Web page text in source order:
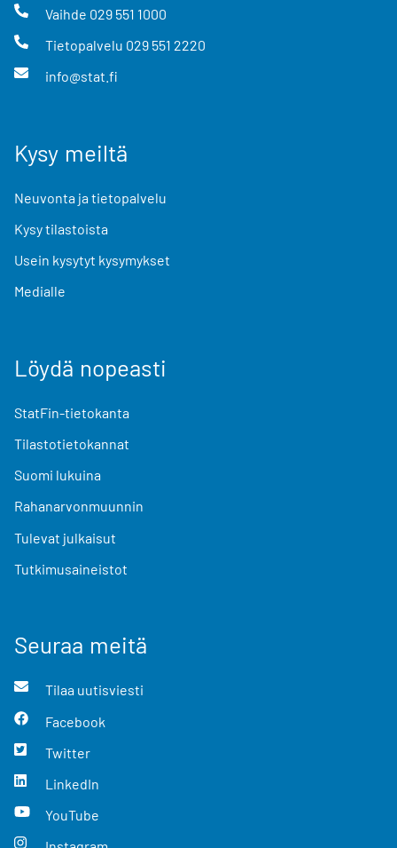
Vaihde 029 551 1000
Tietopalvelu 029 551 2220
info@stat.fi
Kysy meiltä
Neuvonta ja tietopalvelu
Kysy tilastoista
Usein kysytyt kysymykset
Medialle
Löydä nopeasti
StatFin-tietokanta
Tilastotietokannat
Suomi lukuina
Rahanarvonmuunnin
Tulevat julkaisut
Tutkimusaineistot
Seuraa meitä
Tilaa uutisviesti
Facebook
Twitter
LinkedIn
YouTube